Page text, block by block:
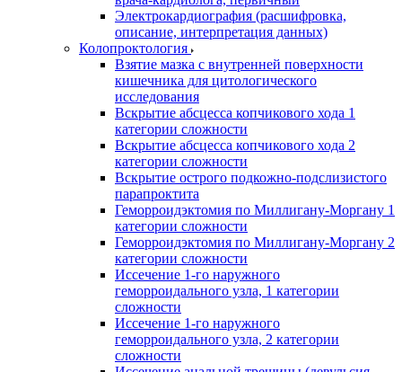
Электрокардиография (расшифровка,
описание, интерпретация данных)
Колопроктология
Взятие мазка с внутренней поверхности
кишечника для цитологического
исследования
Вскрытие абсцесса копчикового хода 1
категории сложности
Вскрытие абсцесса копчикового хода 2
категории сложности
Вскрытие острого подкожно-подслизистого
парапроктита
Геморроидэктомия по Миллигану-Моргану 1
категории сложности
Геморроидэктомия по Миллигану-Моргану 2
категории сложности
Иссечение 1-го наружного
геморроидального узла, 1 категории
сложности
Иссечение 1-го наружного
геморроидального узла, 2 категории
сложности